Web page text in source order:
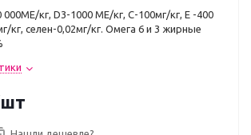
кг, D3-1000 МЕ/кг, С-100мг/кг, Е -400
кг, селен-0,02мг/кг. Омега 6 и 3 жирные